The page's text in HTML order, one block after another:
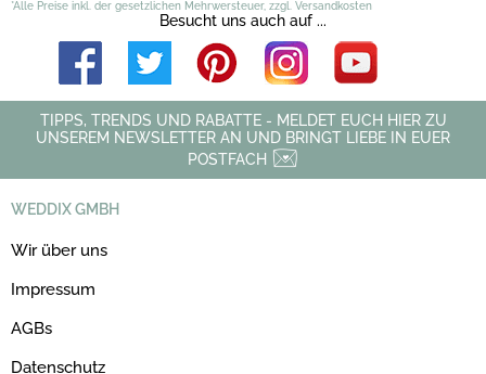
*Alle Preise inkl. der gesetzlichen Mehrwersteuer, zzgl. Versandkosten
Besucht uns auch auf ...
TIPPS, TRENDS UND RABATTE - MELDET EUCH HIER ZU
UNSEREM NEWSLETTER AN UND BRINGT LIEBE IN EUER
POSTFACH
WEDDIX GMBH
Wir über uns
Impressum
AGBs
Datenschutz